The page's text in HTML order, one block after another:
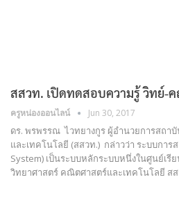
สสวท. เปิดทดสอบความรู้ วิทย์-
ครูหน่องออนไลน์ Jun 30, 2017
ดร. พรพรรณ ไวทยางกูร ผู้อำนวยการสถา
และเทคโนโลยี (สสวท.) กล่าวว่า ระบบกา
System) เป็นระบบหลักระบบหนึ่งในศูนย์เ
วิทยาศาสตร์ คณิตศาสตร์และเทคโนโลยี ส